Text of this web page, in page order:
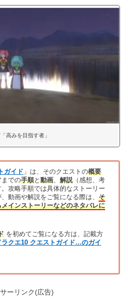
高みを目指す者」
ガイド 」は、そのクエストの概要
までの手順と 動画、 解説（感想、考
攻略手順では具体的なストーリー
動画や解説をご覧になる際は、 そ
インストーリーなどのネタバレに
を初めてご覧になる方は、記載方
ラクエ10 クエストガイド…のガイ
ーリンク(広告)